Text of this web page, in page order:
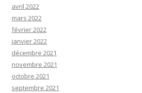
avril 2022
mars 2022
février 2022
janvier 2022
décembre 2021
novembre 2021
octobre 2021
septembre 2021